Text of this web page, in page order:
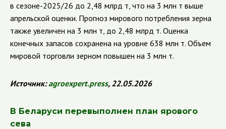
в сезоне-2025/26 до 2,48 млрд т, что на 3 млн т выше
апрельской оценки. Прогноз мирового потребления зерна
также увеличен на 3 млн т, до 2,48 млрд т. Оценка
конечных запасов сохранена на уровне 638 млн т. Объем
мировой торговли зерном повышен на 3 млн т.
Источник:agroexpert.press, 22.05.2026
В Беларуси перевыполнен план ярового
сева